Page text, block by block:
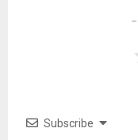
Subscribe